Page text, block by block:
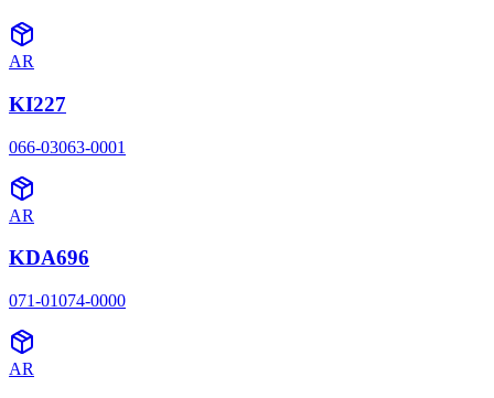
AR
KI227
066-03063-0001
AR
KDA696
071-01074-0000
AR